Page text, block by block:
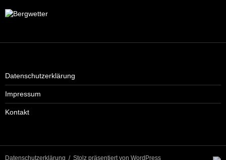
Datenschutzerklärung
Impressum
Kontakt
Datenschutzerklärung Stolz präsentiert von WordPress